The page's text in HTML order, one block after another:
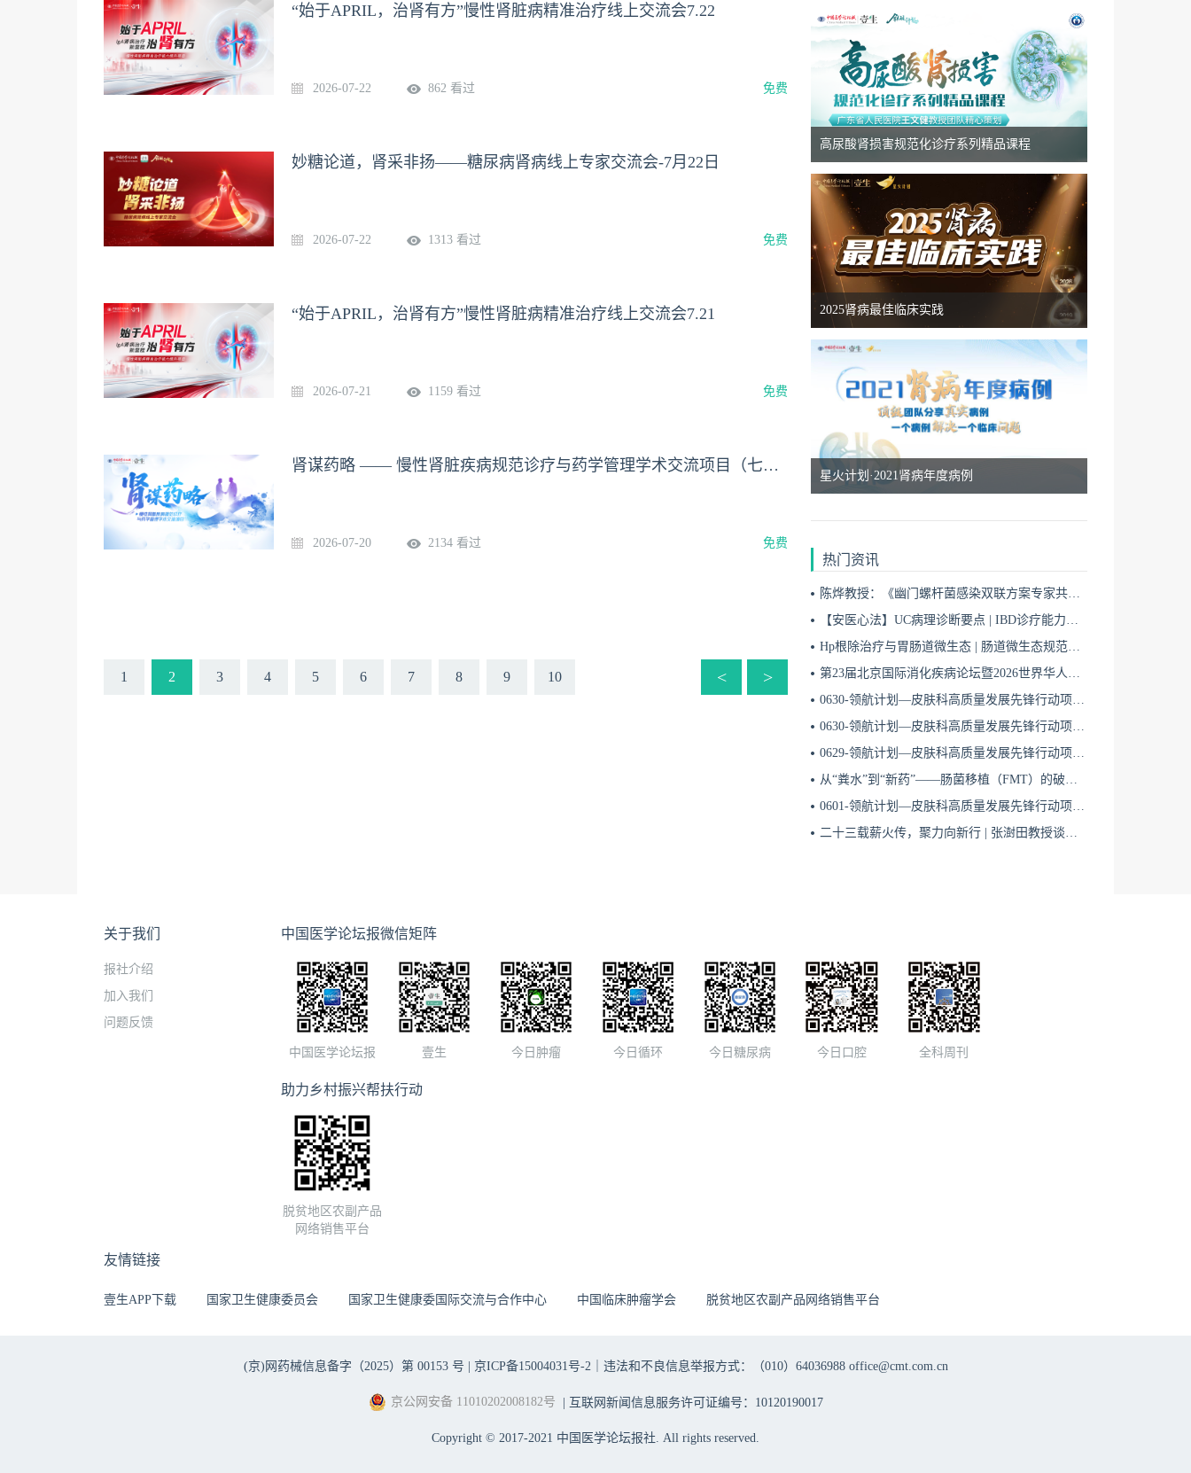
“始于APRIL，治肾有方”慢性肾脏病精准治疗线上交流会7.22
2026-07-22 862 看过 免费
妙糖论道，肾采非扬——糖尿病肾病线上专家交流会-7月22日
2026-07-22 1313 看过 免费
“始于APRIL，治肾有方”慢性肾脏病精准治疗线上交流会7.21
2026-07-21 1159 看过 免费
肾谋药略 —— 慢性肾脏疾病规范诊疗与药学管理学术交流项目（七十三）
2026-07-20 2134 看过 免费
1 2 3 4 5 6 7 8 9 10 < >
“始于APRIL，治肾有方”慢性肾脏病精准治疗线上交流会8.14
8月13日
18:50
8月08日
13:50
苏豫皖共话糖心肾（8.8）
8月11日
18:50
18:50
星火计划·前沿瞭望--慢病综合管理系列会8.12
8月17日
18:50
8月12日
18:50
高尿酸肾损害规范化诊疗系列精品课程
2025肾病最佳临床实践
星火计划·2021肾病年度病例
热门资讯
关于我们
报社介绍
加入我们
问题反馈
中国医学论坛报微信矩阵
中国医学论坛报 壹生 今日肿瘤 今日循环 今日糖尿病 今日口腔 全科周刊
助力乡村振兴帮扶行动
脱贫地区农副产品
网络销售平台
友情链接
壹生APP下载 国家卫生健康委员会 国家卫生健康委国际交流与合作中心 中国临床肿瘤学会 脱贫地区农副产品网络销售平台
(京)网药械信息备字（2025）第 00153 号 | 京ICP备15004031号-2 ｜违法和不良信息举报方式：（010）64036988 office@cmt.com.cn
京公网安备 11010202008182号 | 互联网新闻信息服务许可证编号：10120190017
Copyright © 2017-2021 中国医学论坛报社. All rights reserved.